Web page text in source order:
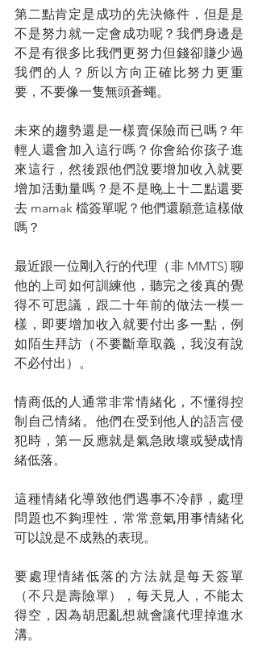
第二點肯定是成功的先決條件，但是是
不是努力就一定會成功呢？我們身邊是
不是有很多比我們更努力但錢卻賺少過
我們的人？所以方向正確比努力更重
要，不要像一隻無頭蒼蠅。
未來的趨勢還是一樣賣保險而已嗎？年
輕人還會加入這行嗎？你會給你孩子進
來這行，然後跟他們說要增加收入就要
增加活動量嗎？是不是晚上十二點還要
去 mamak 檔簽單呢？他們還願意這樣做
嗎？
最近跟一位剛入行的代理（非 MMTS) 聊
他的上司如何訓練他，聽完之後真的覺
得不可思議，跟二十年前的做法一模一
樣，即要增加收入就要付出多一點，例
如陌生拜訪（不要斷章取義，我沒有說
不必付出）。
情商低的人通常非常情緒化，不懂得控
制自己情緒。他們在受到他人的語言侵
犯時，第一反應就是氣急敗壞或變成情
緒低落。
這種情緒化導致他們遇事不冷靜，處理
問題也不夠理性，常常意氣用事情緒化
可以說是不成熟的表現。
要處理情緒低落的方法就是每天簽單
（不只是壽險單），每天見人，不能太
得空，因為胡思亂想就會讓代理掉進水
溝。